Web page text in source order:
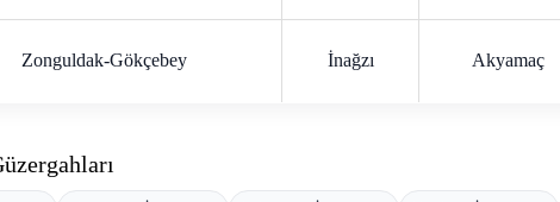
Zonguldak-Gökçebey İnağzı Akyamaç